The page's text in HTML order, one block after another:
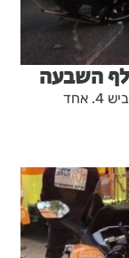
2 צעירים נפצעו בתאונה בין 2 כלי רכב בכביש 4. אחד